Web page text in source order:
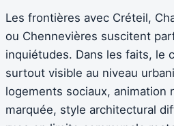
Les frontières avec Créteil,
ou Chennevières suscitent
inquiétudes. Dans les faits, le
surtout visible au niveau
logements sociaux, animation
marquée, style architectural